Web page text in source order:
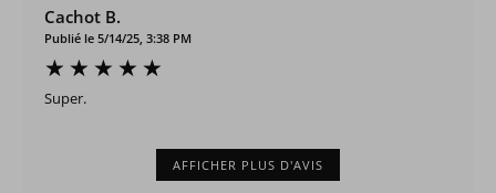
Cachot B.
Publié le 5/14/25, 3:38 PM
Super.
AFFICHER PLUS D'AVIS